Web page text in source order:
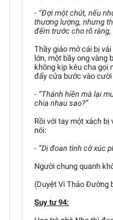
- “Đợi một chút, nếu
thương lượng, nhưng
đếm trước cho rõ ràng,
Thầy giáo mở cái bị
lớn, một bầy ong vàng
không kịp kêu cha gọi
đẩy cửa bước vào cười
- “Thánh hiền mà lại
chia nhau sao?”
Rồi với tay một xách
nói:
- “Dị đoan tình cờ xúc
Người chung quanh
(Duyệt Vi Thảo Đường
Suy tư 94: